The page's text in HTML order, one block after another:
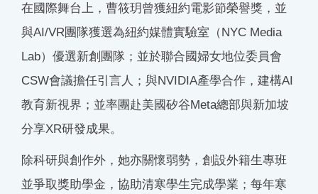
在國際舞台上，曹筱玥曾獲紐約電影節榮譽獎，並
與AI/VR團隊獲選為紐約媒體實驗室（NYC Media
Lab）優選新創團隊；並於聯合國婦女地位委員會
CSW會議擔任引言人；與NVIDIA產學合作，建構AI
教育新視界；並率團赴美國矽谷Meta總部與新加坡
分享XR研發成果。
除科研與創作外，她亦關懷弱勢，創設外籍生專班
並爭取獎助學金，協助清寒學生完成學業；每年寒